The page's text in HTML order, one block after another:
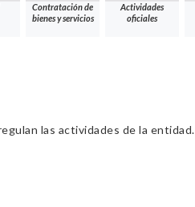
Contratación de
bienes y servicios
Actividades
oficiales
las actividades de la entidad.